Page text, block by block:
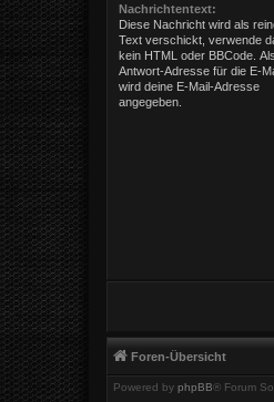
Nachrichtentext:
Diese Nachricht wird als
Text verschickt, verwende
kein HTML oder BBCode. Als
Antwort-Adresse für die E-
wird deine E-Mail-Adresse
angegeben.
Foren-Übersicht
Powered by phpBB® Forum